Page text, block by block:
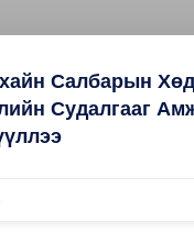
Салбарын
Судалгааг